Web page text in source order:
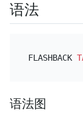
语法
FLASHBACK
语法图